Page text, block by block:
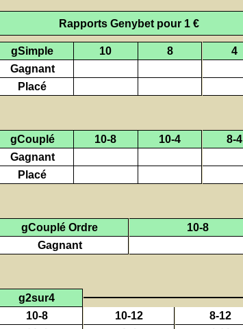
Rapports Genybet pour 1 €
gSimple 10 8
4
Gagnant
Placé
gCouplé 10-8 10-4
8-4
Gagnant
Placé
gCouplé Ordre
10-8
Gagnant
g2sur4
10-8
10-12
8-12